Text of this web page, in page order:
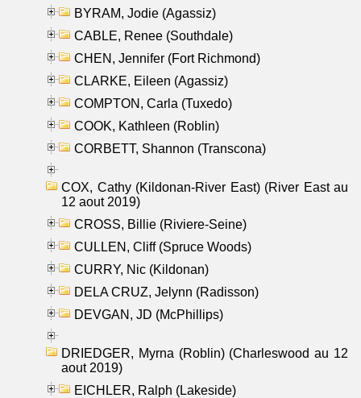
BYRAM, Jodie (Agassiz)
CABLE, Renee (Southdale)
CHEN, Jennifer (Fort Richmond)
CLARKE, Eileen (Agassiz)
COMPTON, Carla (Tuxedo)
COOK, Kathleen (Roblin)
CORBETT, Shannon (Transcona)
COX, Cathy (Kildonan-River East) (River East au
12 aout 2019)
CROSS, Billie (Riviere-Seine)
CULLEN, Cliff (Spruce Woods)
CURRY, Nic (Kildonan)
DELA CRUZ, Jelynn (Radisson)
DEVGAN, JD (McPhillips)
DRIEDGER, Myrna (Roblin) (Charleswood au 12
aout 2019)
EICHLER, Ralph (Lakeside)